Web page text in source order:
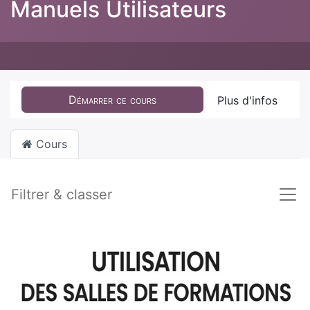
Manuels Utilisateurs
Démarrer ce cours Plus d'infos
Cours
Filtrer & classer